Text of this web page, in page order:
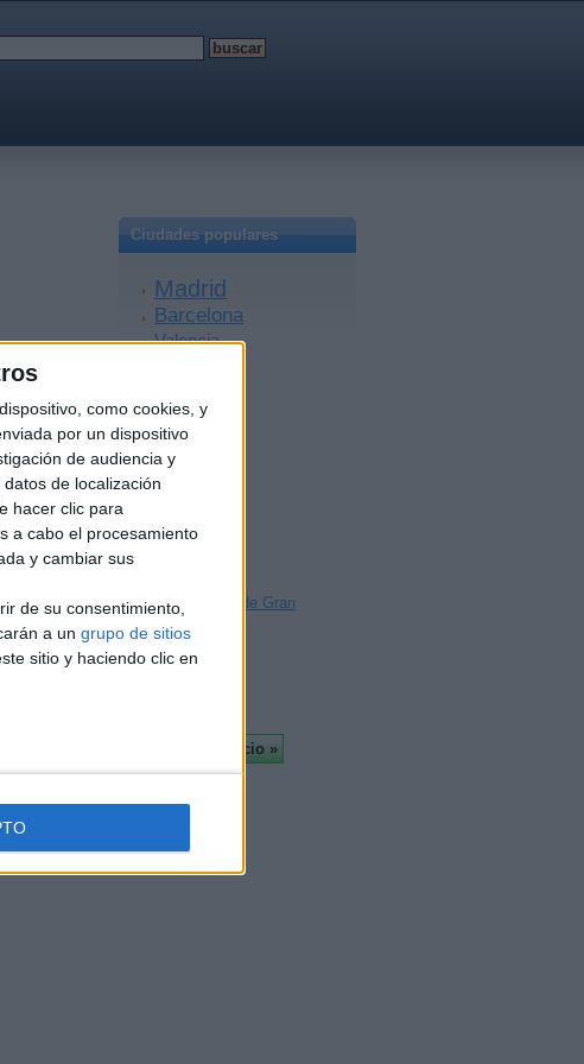
como cookies, y
por un dispositivo
de audiencia y
de localización
hacer clic para
a cabo el procesamiento
y cambiar sus
de su consentimiento,
a un grupo de sitios
sitio y haciendo clic en
Ciudades populares
Madrid
Barcelona
Valencia
Alicante
Zaragoza
Granada
A Coruña
Bilbao
Las Palmas de Gran
Canaria
Tarragona